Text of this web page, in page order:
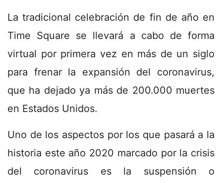
La tradicional celebración de fin de año en
Time Square se llevará a cabo de forma
virtual por primera vez en más de un siglo
para frenar la expansión del coronavirus,
que ha dejado ya más de 200.000 muertes
en Estados Unidos.
Uno de los aspectos por los que pasará a la
historia este año 2020 marcado por la crisis
del coronavirus es la suspensión o